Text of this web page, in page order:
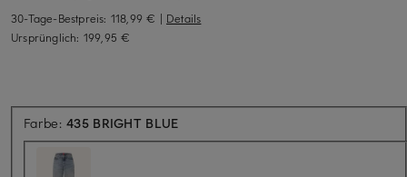
30-Tage-Bestpreis: 118,99 € | Details
Ursprünglich: 199,95 €
Farbe:435 BRIGHT BLUE